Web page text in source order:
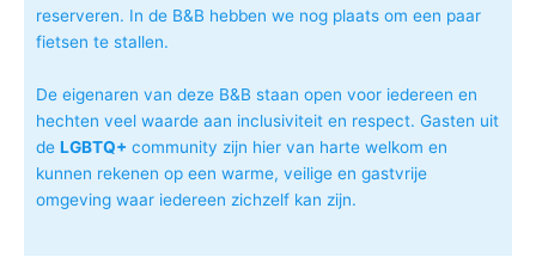
reserveren. In de B&B hebben we nog plaats om een paar
fietsen te stallen.
De eigenaren van deze B&B staan open voor iedereen en
hechten veel waarde aan inclusiviteit en respect. Gasten uit
de LGBTQ+ community zijn hier van harte welkom en
kunnen rekenen op een warme, veilige en gastvrije
omgeving waar iedereen zichzelf kan zijn.